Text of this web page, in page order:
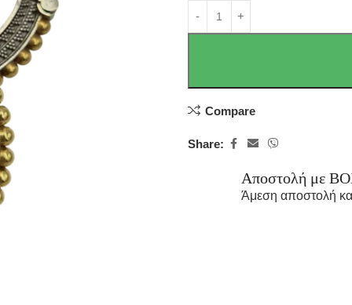
Compare
Share:
Αποστολή με
Άμεση αποστολή